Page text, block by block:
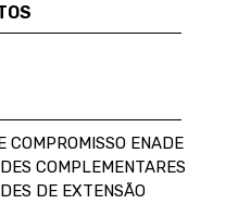
COMPROMISSO ENADE
COMPLEMENTARES
DE EXTENSÃO